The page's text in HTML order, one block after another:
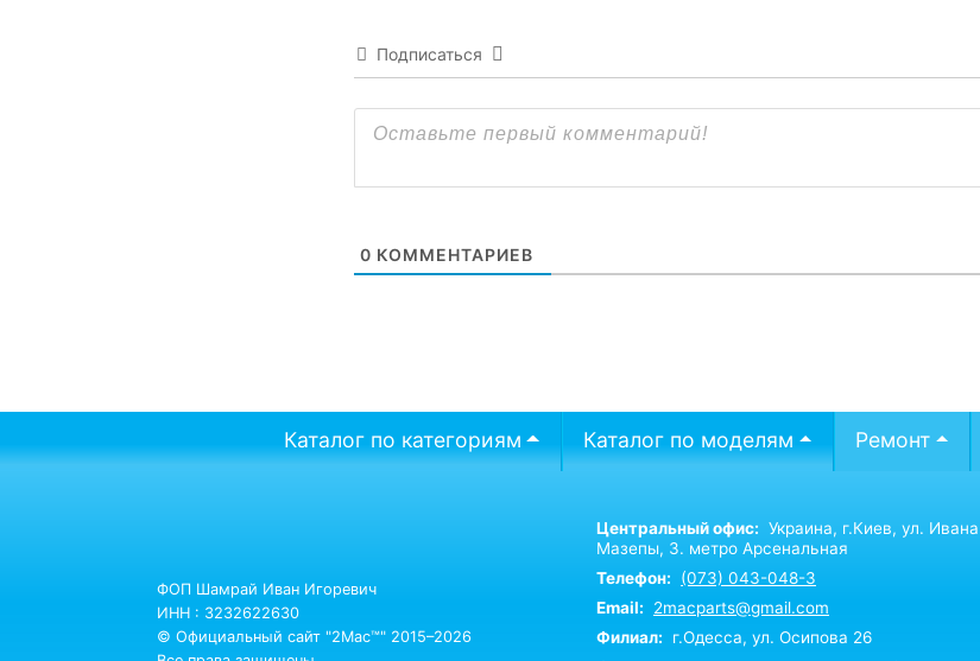
Подписаться
0 КОММЕНТАРИЕВ
Каталог по категориям Каталог по моделям Ремонт
ФОП Шамрай Иван Игоревич
ИНН : 3232622630
© Официальный сайт "2Mac™" 2015–2026
Центральный офис: Украина, г.Киев, ул. Ивана
Мазепы, 3. метро Арсенальная
Телефон:
(073) 043-048-3
Email:
2macparts@gmail.com
Филиал:
г.Одесса, ул. Осипова 26